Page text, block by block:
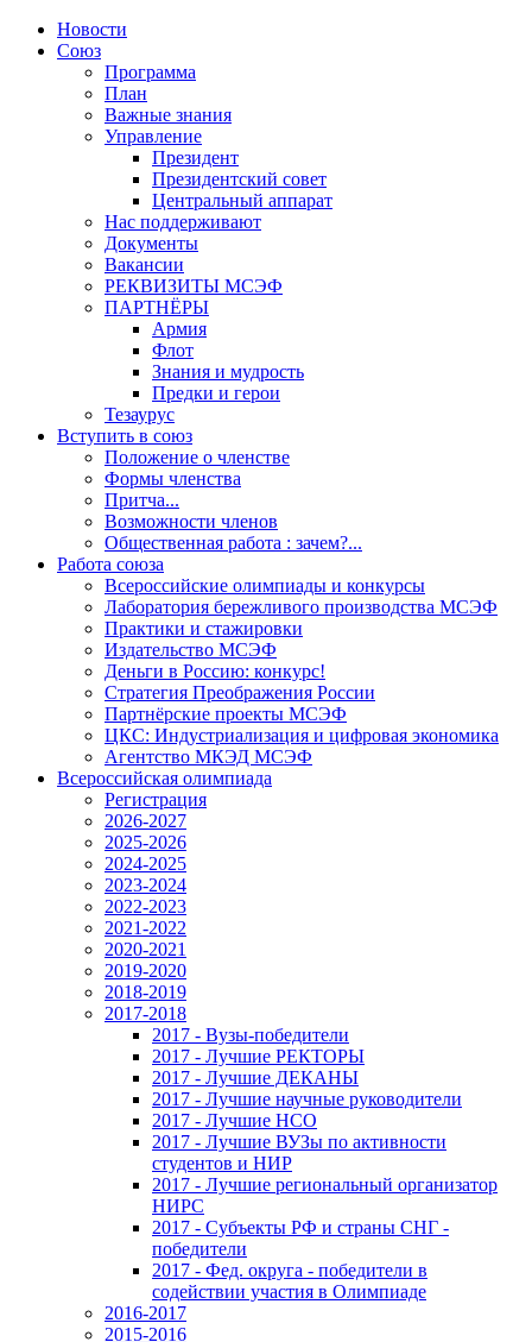
Новости
Союз
Программа
План
Важные знания
Управление
Президент
Президентский совет
Центральный аппарат
Нас поддерживают
Документы
Вакансии
РЕКВИЗИТЫ МСЭФ
ПАРТНЁРЫ
Армия
Флот
Знания и мудрость
Предки и герои
Тезаурус
Вступить в союз
Положение о членстве
Формы членства
Притча...
Возможности членов
Общественная работа : зачем?...
Работа союза
Всероссийские олимпиады и конкурсы
Лаборатория бережливого производства МСЭФ
Практики и стажировки
Издательство МСЭФ
Деньги в Россию: конкурс!
Стратегия Преображения России
Партнёрские проекты МСЭФ
ЦКС: Индустриализация и цифровая экономика
Агентство МКЭД МСЭФ
Всероссийская олимпиада
Регистрация
2026-2027
2025-2026
2024-2025
2023-2024
2022-2023
2021-2022
2020-2021
2019-2020
2018-2019
2017-2018
2017 - Вузы-победители
2017 - Лучшие РЕКТОРЫ
2017 - Лучшие ДЕКАНЫ
2017 - Лучшие научные руководители
2017 - Лучшие НСО
2017 - Лучшие ВУЗы по активности
студентов и НИР
2017 - Лучшие региональный организатор
НИРС
2017 - Субъекты РФ и страны СНГ -
победители
2017 - Фед. округа - победители в
содействии участия в Олимпиаде
2016-2017
2015-2016